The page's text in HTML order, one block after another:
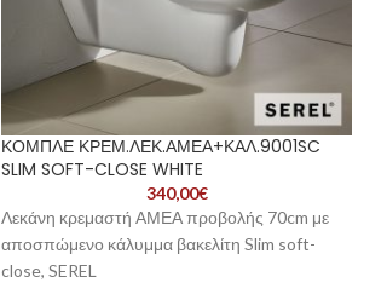
ΚΟΜΠΛΕ ΚΡΕΜ.ΛΕΚ.ΑΜΕΑ+ΚΑΛ.9001SC
SLIM SOFT-CLOSE WHITE
340,00€
Λεκάνη κρεμαστή ΑΜΕΑ προβολής 70cm με
αποσπώμενο κάλυμμα βακελίτη Slim soft-
close, SEREL